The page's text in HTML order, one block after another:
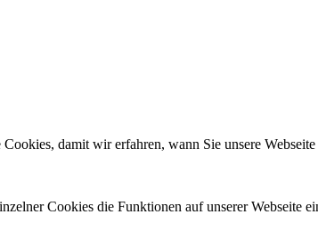
damit wir erfahren, wann Sie unsere
Cookies die Funktionen auf unserer Webseite